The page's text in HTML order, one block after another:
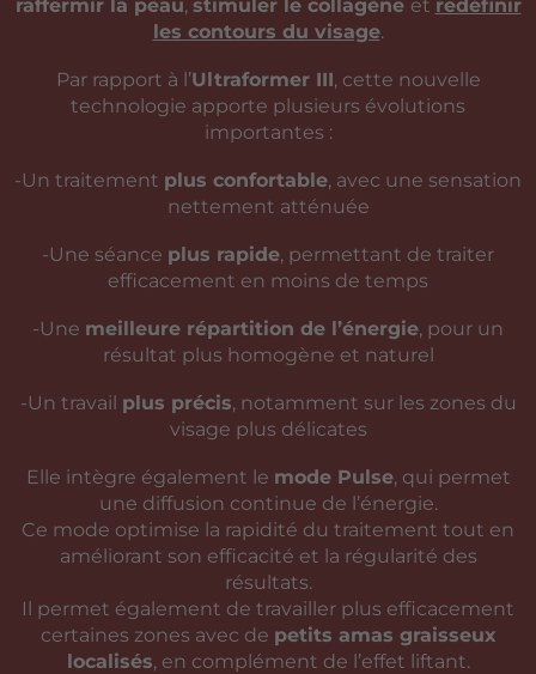
raffermir la peau, stimuler le collagène et redéfinir
les contours du visage.
Par rapport à l’Ultraformer III, cette nouvelle
technologie apporte plusieurs évolutions
importantes :
-Un traitement plus confortable, avec une sensation
nettement atténuée
-Une séance plus rapide, permettant de traiter
efficacement en moins de temps
-Une meilleure répartition de l’énergie, pour un
résultat plus homogène et naturel
-Un travail plus précis, notamment sur les zones du
visage plus délicates
Elle intègre également le mode Pulse, qui permet
une diffusion continue de l’énergie.
Ce mode optimise la rapidité du traitement tout en
améliorant son efficacité et la régularité des
résultats.
Il permet également de travailler plus efficacement
certaines zones avec de petits amas graisseux
localisés, en complément de l’effet liftant.